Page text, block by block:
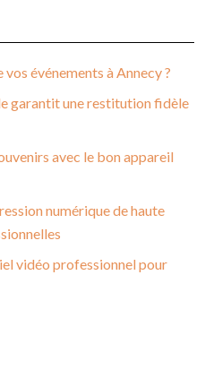
événements à Annecy ?
garantit une restitution fidèle
avec le bon appareil
numérique de haute
vidéo professionnel pour